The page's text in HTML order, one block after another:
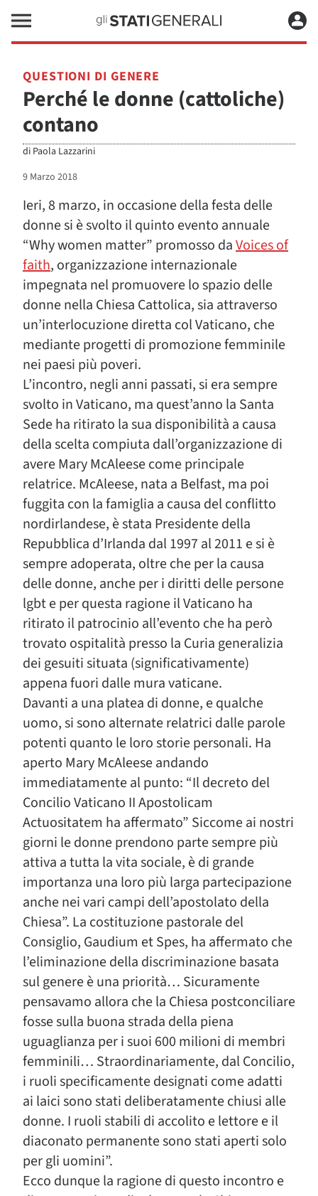
QUESTIONI DI GENERE
Perché le donne (cattoliche)
contano
di Paola Lazzarini
9 Marzo 2018
Ieri, 8 marzo, in occasione della festa delle
donne si è svolto il quinto evento annuale
“Why women matter” promosso daVoices of
faith, organizzazione internazionale
impegnata nel promuovere lo spazio delle
donne nella Chiesa Cattolica, sia attraverso
un’interlocuzione diretta col Vaticano, che
mediante progetti di promozione femminile
nei paesi più poveri.
L’incontro, negli anni passati, si era sempre
svolto in Vaticano, ma quest’anno la Santa
Sede ha ritirato la sua disponibilità a causa
della scelta compiuta dall’organizzazione di
avere Mary McAleese come principale
relatrice. McAleese, nata a Belfast, ma poi
fuggita con la famiglia a causa del conflitto
nordirlandese, è stata Presidente della
Repubblica d’Irlanda dal 1997 al 2011 e si è
sempre adoperata, oltre che per la causa
delle donne, anche per i diritti delle persone
lgbt e per questa ragione il Vaticano ha
ritirato il patrocinio all’evento che ha però
trovato ospitalità presso la Curia generalizia
dei gesuiti situata (significativamente)
appena fuori dalle mura vaticane.
Davanti a una platea di donne, e qualche
uomo, si sono alternate relatrici dalle parole
potenti quanto le loro storie personali. Ha
aperto Mary McAleese andando
immediatamente al punto: “Il decreto del
Concilio Vaticano II Apostolicam
Actuositatem ha affermato” Siccome ai nostri
giorni le donne prendono parte sempre più
attiva a tutta la vita sociale, è di grande
importanza una loro più larga partecipazione
anche nei vari campi dell’apostolato della
Chiesa”. La costituzione pastorale del
Consiglio, Gaudium et Spes, ha affermato che
l’eliminazione della discriminazione basata
sul genere è una priorità… Sicuramente
pensavamo allora che la Chiesa postconciliare
fosse sulla buona strada della piena
uguaglianza per i suoi 600 milioni di membri
femminili… Straordinariamente, dal Concilio,
i ruoli specificamente designati come adatti
ai laici sono stati deliberatamente chiusi alle
donne. I ruoli stabili di accolito e lettore e il
diaconato permanente sono stati aperti solo
per gli uomini”.
Ecco dunque la ragione di questo incontro e